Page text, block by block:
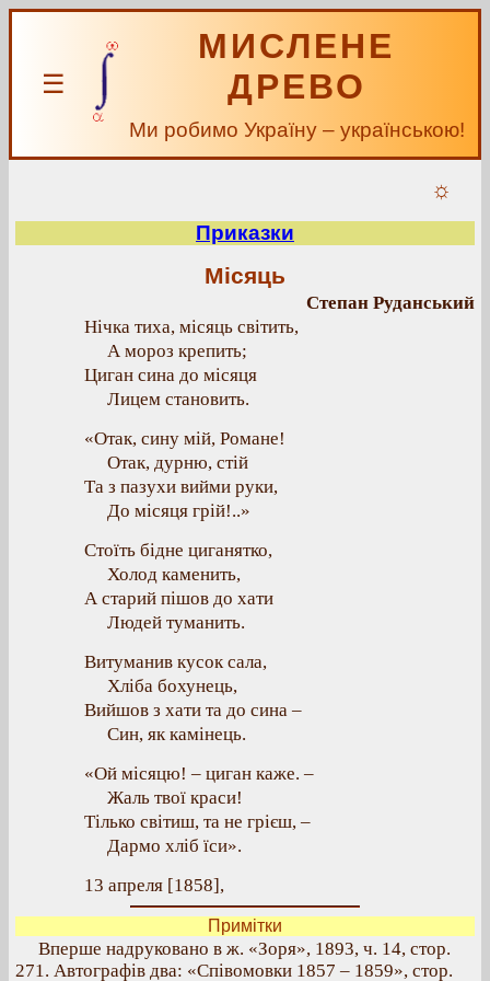
☰
МИСЛЕНЕ
ДРЕВО
Ми робимо Україну – українською!
☼
Приказки
Місяць
Степан Руданський
Нічка тиха, місяць світить,
А мороз крепить;
Циган сина до місяця
Лицем становить.
«Отак, сину мій, Романе!
Отак, дурню, стій
Та з пазухи вийми руки,
До місяця грій!..»
Стоїть бідне циганятко,
Холод каменить,
А старий пішов до хати
Людей туманить.
Витуманив кусок сала,
Хліба бохунець,
Вийшов з хати та до сина –
Син, як камінець.
«Ой місяцю! – циган каже. –
Жаль твої краси!
Тілько світиш, та не грієш, –
Дармо хліб їси».
13 апреля [1858],
Примітки
Вперше надруковано в ж. «Зоря», 1893, ч. 14, стор.
271. Автографів два: «Співомовки 1857 – 1859», стор.